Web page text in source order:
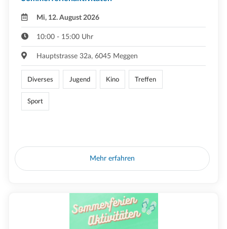
Mi, 12. August 2026
10:00 - 15:00 Uhr
Hauptstrasse 32a, 6045 Meggen
Diverses Jugend Kino Treffen
Sport
Mehr erfahren